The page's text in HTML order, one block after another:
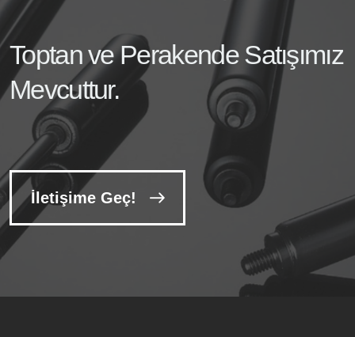
Toptan ve Perakende Satışımız
Mevcuttur.
İletişime Geç!